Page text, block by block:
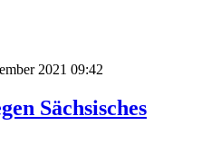
2021 09:42
Sächsisches